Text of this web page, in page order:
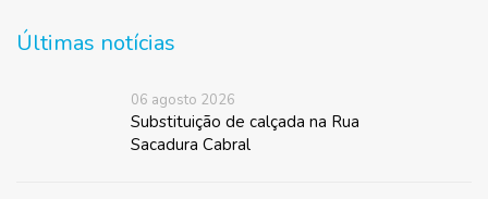
Últimas notícias
06 agosto 2026
Substituição de calçada na Rua
Sacadura Cabral